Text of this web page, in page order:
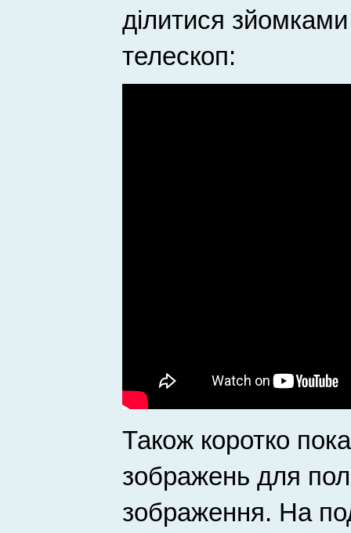
ділитися
телескоп:
Також коротко
зображень для
зображення. На